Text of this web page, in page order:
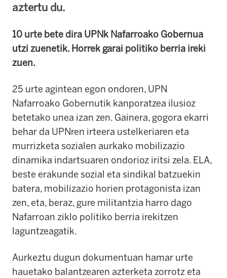
aztertu du.
10 urte bete dira UPNk Nafarroako Gobernua
utzi zuenetik. Horrek garai politiko berria ireki
zuen.
25 urte agintean egon ondoren, UPN
Nafarroako Gobernutik kanporatzea ilusioz
betetako unea izan zen. Gainera, gogora ekarri
behar da UPNren irteera ustelkeriaren eta
murrizketa sozialen aurkako mobilizazio
dinamika indartsuaren ondorioz iritsi zela. ELA,
beste erakunde sozial eta sindikal batzuekin
batera, mobilizazio horien protagonista izan
zen, eta, beraz, gure militantzia harro dago
Nafarroan ziklo politiko berria irekitzen
laguntzeagatik.
Aurkeztu dugun dokumentuan hamar urte
hauetako balantzearen azterketa zorrotz eta